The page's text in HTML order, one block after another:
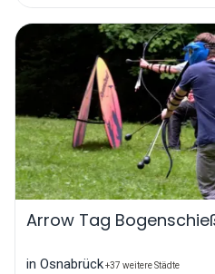
Arrow Tag
in Osnabrück+37 weitere Städte